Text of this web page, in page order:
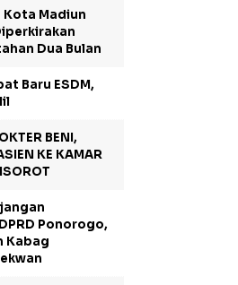
Kota Madiun
Dua Bulan
Baru ESDM,
BENI,
KE KAMAR
Ponorogo,
Kabag